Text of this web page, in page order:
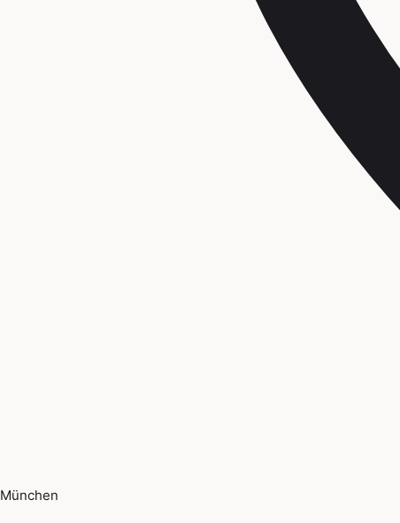
München